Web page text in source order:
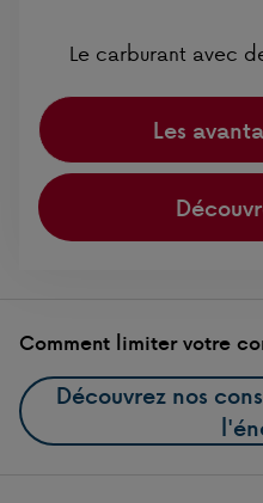
Le carburant avec
Les
Comment limiter votre
Découvrez nos